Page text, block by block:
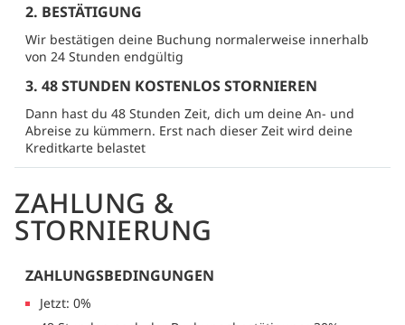
2. BESTÄTIGUNG
Wir bestätigen deine Buchung normalerweise innerhalb
von 24 Stunden endgültig
3. 48 STUNDEN KOSTENLOS STORNIEREN
Dann hast du 48 Stunden Zeit, dich um deine An- und
Abreise zu kümmern. Erst nach dieser Zeit wird deine
Kreditkarte belastet
ZAHLUNG &
STORNIERUNG
ZAHLUNGSBEDINGUNGEN
Jetzt: 0%